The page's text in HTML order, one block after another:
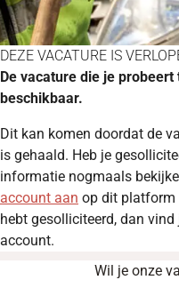
DEZE VACATURE IS
De vacature die je
beschikbaar.
Dit kan komen doordat de
is gehaald. Heb je
informatie nogmaals
account aan op dit platform
hebt gesolliciteerd, dan
account.
Wil je onze